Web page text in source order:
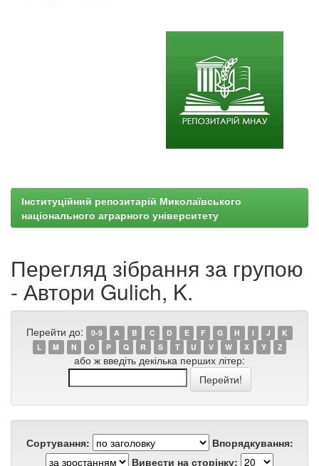
Інституційний репозитарій Миколаївського
національного аграрного університету
Перегляд зібрання за групою
- Автори Gulich, K.
Перейти до: 0-9 A B C D E F G H I J
K
L
M N O P Q R S T U V W X Y Z
або ж введіть декілька перших літер:
Сортування:
Впорядкування:
Вивести на сторінку: